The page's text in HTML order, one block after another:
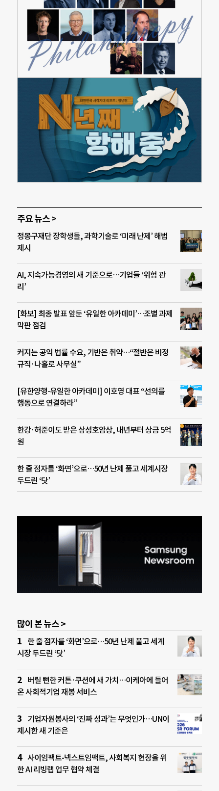
주요 뉴스 >
정몽구재단 장학생들, 과학기술로 ‘미래 난제’ 해법
제시
AI, 지속가능경영의 새 기준으로…기업들 ‘위험 관
리’
[화보] 최종 발표 앞둔 ‘유일한 아카데미’…조별 과제
막판 점검
커지는 공익 법률 수요, 기반은 취약…“절반은 비정
규직·나홀로 사무실”
[유한양행-유일한 아카데미] 이호영 대표 “선의를
행동으로 연결하라”
한강·허준이도 받은 삼성호암상, 내년부터 상금 5억
원
한 줄 점자를 ‘화면’으로…50년 난제 풀고 세계시장
두드린 ‘닷’
많이 본 뉴스 >
한 줄 점자를 ‘화면’으로…50년 난제 풀고 세계
시장 두드린 ‘닷’
버릴 뻔한 커튼·쿠션에 새 가치…이케아에 들어
온 사회적기업 재봉 서비스
기업자원봉사의 ‘진짜 성과’는 무엇인가…UN이
제시한 새 기준은
사이임팩트-넥스트임팩트, 사회복지 현장을 위
한 AI 리빙랩 업무 협약 체결